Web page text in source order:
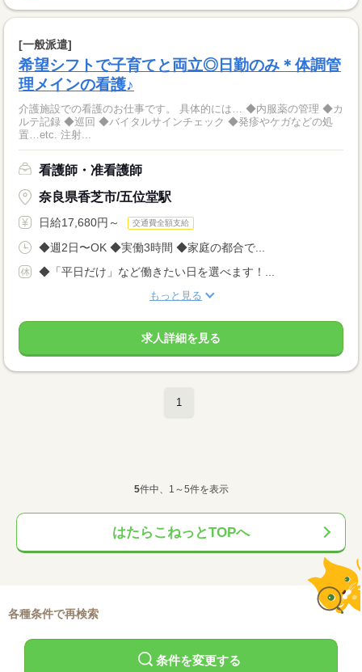
[一般派遣]
希望シフトで子育てと両立◎日勤のみ＊体調管
理メインの看護♪
介護施設での看護のお仕事です。 具体的には… ◆内服薬の管理 ◆カ
ルテ記録 ◆巡回 ◆バイタルサインチェック ◆発疹やケガなどの処
置…etc. 注射...
看護師・准看護師
奈良県香芝市/五位堂駅
日給17,680円～ 交通費全額支給
◆週2日〜OK ◆実働3時間 ◆家庭の都合で...
◆「平日だけ」など働きたい日を選べます！...
もっと見る
求人詳細を見る
1
5件中、1～5件を表示
はたらこねっとTOPへ
各種条件で再検索
条件を変更する